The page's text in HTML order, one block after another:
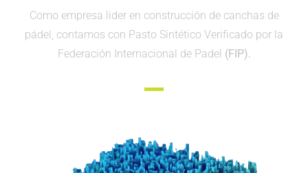
Como empresa lider en construcción de canchas de
pádel, contamos con Pasto Sintético Verificado por la
Federación Internacional de Padel (FIP).